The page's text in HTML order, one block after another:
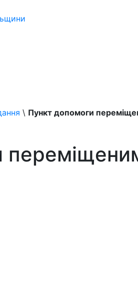
\ Пункт допомоги